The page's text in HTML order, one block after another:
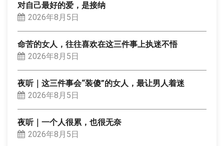
对自己最好的爱，是接纳
2026年8月5日
命苦的女人，往往喜欢在这三件事上执迷不悟
2026年8月5日
夜听｜这三件事会“装傻”的女人，最让男人着迷
2026年8月5日
夜听｜一个人很累，也很无奈
2026年8月5日